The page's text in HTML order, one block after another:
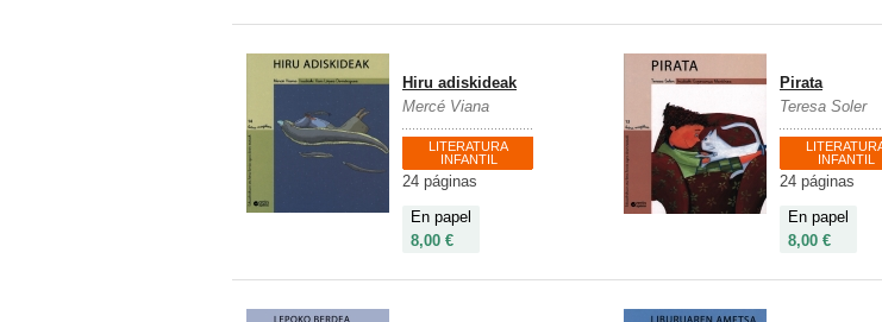
Hiru adiskideak
Mercé Viana
LITERATURA
INFANTIL
24 páginas
En papel
8,00 €
Pirata
Teresa Soler
INFANTIL
24 páginas
En papel
8,00 €